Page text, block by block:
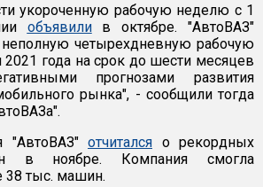
укороченную рабочую неделю с 1
объявилив октябре. "АвтоВАЗ"
неполную четырехдневную рабочую
года на срок до шести месяцев
прогнозами развития
рынка", - сообщили тогда
"АвтоВАЗ" отчитался о рекордных
в ноябре. Компания смогла
38 тыс. машин.